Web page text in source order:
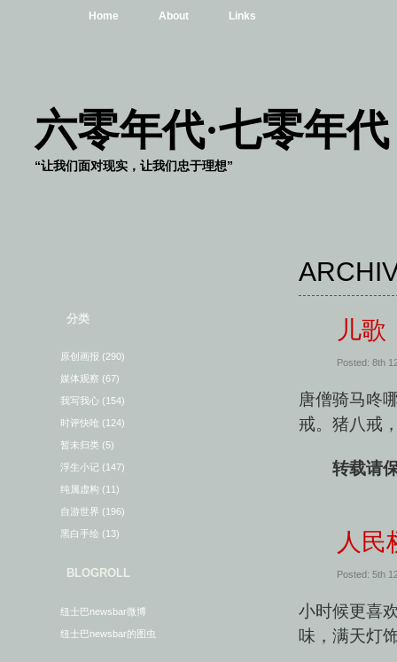
Home About Links
六零年代·七零年代
“让我们面对现实，让我们忠于理想”
分类
原创画报 (290)
媒体观察 (67)
我写我心 (154)
时评快呛 (124)
暂未归类 (5)
浮生小记 (147)
纯属虚构 (11)
自游世界 (196)
黑白手绘 (13)
BLOGROLL
纽士巴newsbar微博
纽士巴newsbar的图虫
儿歌
Posted: 8th
唐僧骑马咚
戒。猪八戒
转载请
人民
Posted: 5th
小时候更喜
味，满天灯